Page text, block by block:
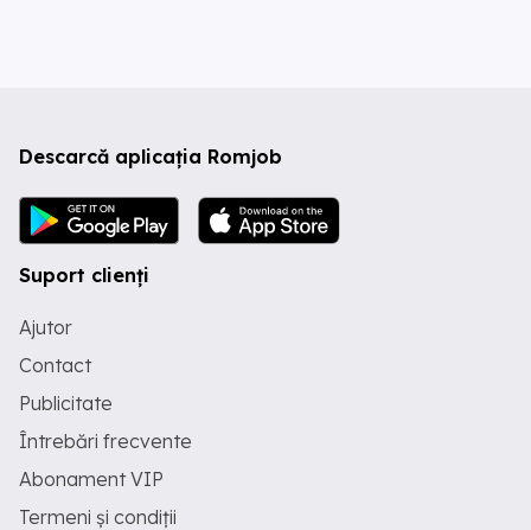
Descarcă aplicația Romjob
Suport clienți
Ajutor
Contact
Publicitate
Întrebări frecvente
Abonament VIP
Termeni și condiții